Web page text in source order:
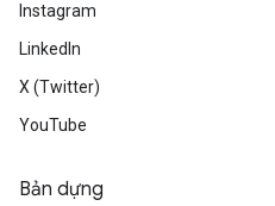
Instagram
LinkedIn
X (Twitter)
YouTube
Bản dựng